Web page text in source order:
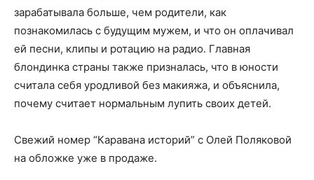
зарабатывала больше, чем родители, как
познакомилась с будущим мужем, и что он оплачивал
ей песни, клипы и ротацию на радио. Главная
блондинка страны также призналась, что в юности
считала себя уродливой без макияжа, и объяснила,
почему считает нормальным лупить своих детей.
Свежий номер “Каравана историй” с Олей Поляковой
на обложке уже в продаже.